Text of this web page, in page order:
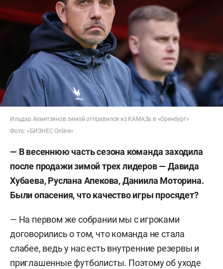
Ильдар Ахметзянов зимой отправился из КАМАЗа в «Оренбург»
Фото: «БИЗНЕС Online»
— В весеннюю часть сезона команда заходила
после продажи зимой трех лидеров — Давида
Хубаева, Руслана Апекова, Даниила Моторина.
Были опасения, что качество игры просядет?
— На первом же собрании мы с игроками
договорились о том, что команда не стала
слабее, ведь у нас есть внутренние резервы и
приглашенные футболисты. Поэтому об уходе